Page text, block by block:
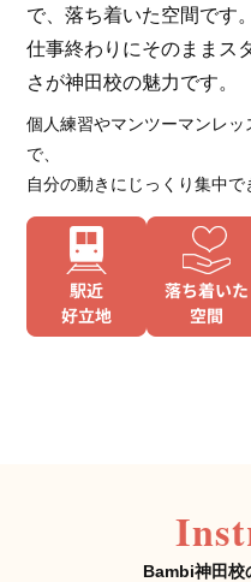
で、落ち着いた空間です。
仕事終わりにそのままス
さが神田校の魅力です。
個人練習やマンツーマンレ
で、
自分の動きにじっくり集中で
Bambi神田校